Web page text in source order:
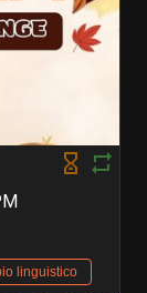
linguistico